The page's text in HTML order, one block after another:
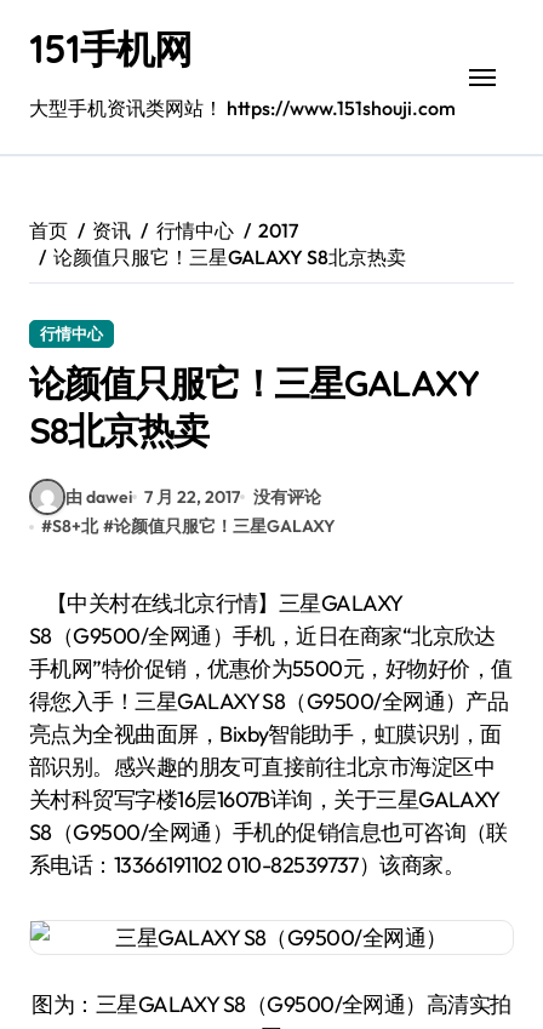
151手机网
大型手机资讯类网站！ https://www.151shouji.com
首页 资讯 行情中心
2017
论颜值只服它！三星GALAXY S8北京热卖
行情中心
论颜值只服它！三星GALAXY
S8北京热卖
由 dawei 7 月 22, 2017 没有评论
#S8+北 #论颜值只服它！三星GALAXY
【中关村在线北京行情】三星GALAXY
S8（G9500/全网通）手机，近日在商家“北京欣达
手机网”特价促销，优惠价为5500元，好物好价，值
得您入手！三星GALAXY S8（G9500/全网通）产品
亮点为全视曲面屏，Bixby智能助手，虹膜识别，面
部识别。感兴趣的朋友可直接前往北京市海淀区中
关村科贸写字楼16层1607B详询，关于三星GALAXY
S8（G9500/全网通）手机的促销信息也可咨询（联
系电话：13366191102 010-82539737）该商家。
图为：三星GALAXY S8（G9500/全网通）高清实拍